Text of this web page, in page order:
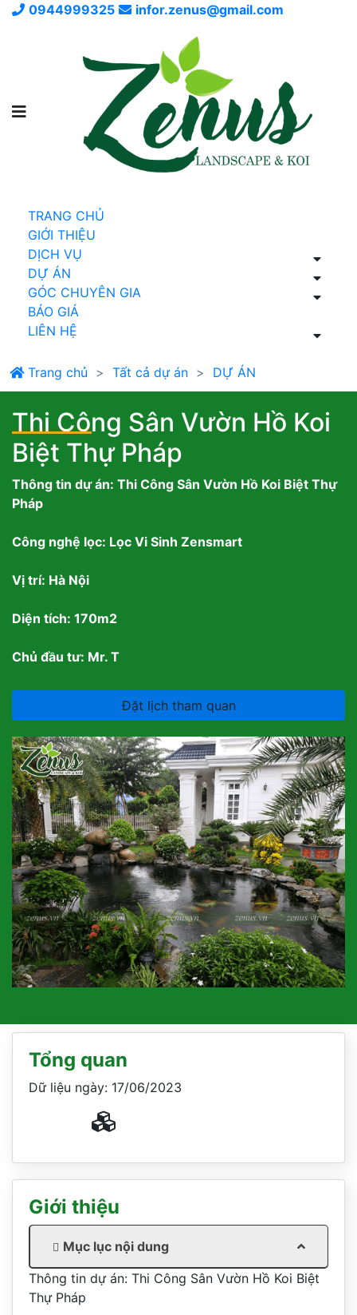
0944999325 infor.zenus@gmail.com
TRANG CHỦ
GIỚI THIỆU
DỊCH VỤ
DỰ ÁN
GÓC CHUYÊN GIA
BÁO GIÁ
LIÊN HỆ
Trang chủ Tất cả dự án DỰ ÁN
Thi Công Sân Vườn Hồ Koi
Biệt Thự Pháp
Thông tin dự án: Thi Công Sân Vườn Hồ Koi Biệt Thự
Pháp
Công nghệ lọc: Lọc Vi Sinh Zensmart
Vị trí: Hà Nội
Diện tích: 170m2
Chủ đầu tư: Mr. T
Đặt lịch tham quan
Tổng quan
Dữ liệu ngày: 17/06/2023
Giới thiệu
Mục lục nội dung
Thông tin dự án: Thi Công Sân Vườn Hồ Koi Biệt
Thự Pháp